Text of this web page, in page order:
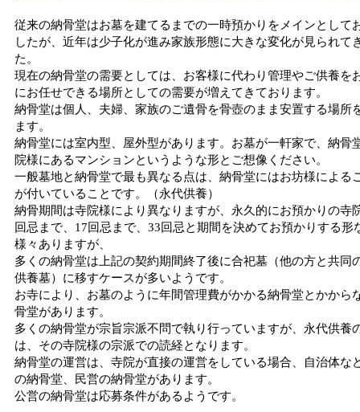
従来の納骨堂はお墓を建てるまでの一時預かりをメインとして
したが、近年は少子化が進み家族形態に大きな変化が見られて
た。
現在の納骨堂の需要としては、お客様に代わり管理やご供養を
にお任せできる場所としての需要が増えてきております。
納骨堂は個人、夫婦、家族のご遺骨を骨壺のまま安置する場所
ます。
納骨堂には室内型、屋外型があります。お墓が一軒家で、納骨
院様にあるマンションというような形とご想像ください。
一般墓地と納骨堂で最も異なる点は、納骨堂にはお坊様による
が付いていることです。（永代供養）
納骨期間は寺院様により異なりますが、永久的にお預かりの寺
回忌まで、17回忌まで、33回忌と期間を決めてお預かりする形
様々ありますが、
多くの納骨堂は上記の契約期間終了後に合祀墓（他の方と共同
供養墓）に移すケースが多いようです。
お寺により、お墓のように年間管理費がかかる納骨堂とかから
骨堂があります。
多くの納骨堂が宗旨宗派不問で執り行っていますが、永代供養
は、その寺院様の宗派での読経となります。
納骨堂の運営は、寺院が直接の運営をしている場合、自治体な
の納骨堂、民営の納骨堂があります。
公営の納骨堂は応募条件があるようです。